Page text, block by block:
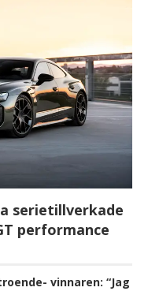
serietillverkade
performance
vinnaren: “Jag